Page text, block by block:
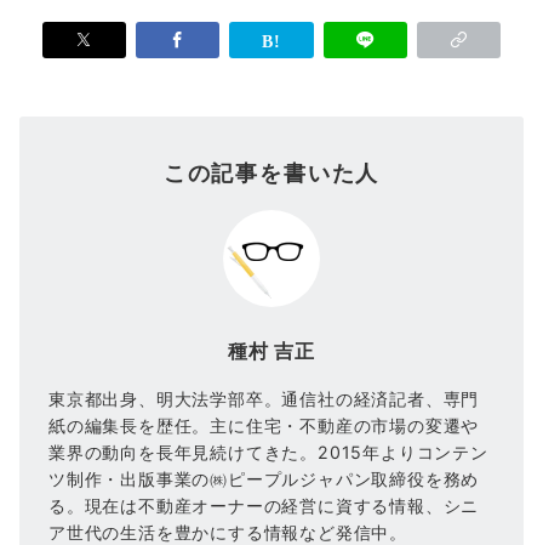
この記事を書いた人
種村 吉正
東京都出身、明大法学部卒。通信社の経済記者、専門
紙の編集長を歴任。主に住宅・不動産の市場の変遷や
業界の動向を長年見続けてきた。2015年よりコンテン
ツ制作・出版事業の㈱ピープルジャパン取締役を務め
る。現在は不動産オーナーの経営に資する情報、シニ
ア世代の生活を豊かにする情報など発信中。